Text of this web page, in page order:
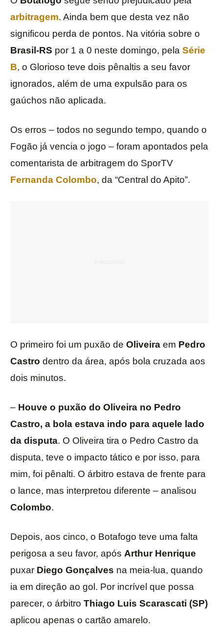
arbitragem. Ainda bem que desta vez não
significou perda de pontos. Na vitória sobre o
Brasil-RS por 1 a 0 neste domingo, pela Série
B, o Glorioso teve dois pênaltis a seu favor
ignorados, além de uma expulsão para os
gaúchos não aplicada.
Os erros – todos no segundo tempo, quando o
Fogão já vencia o jogo – foram apontados pela
comentarista de arbitragem do SporTV
Fernanda Colombo, da “Central do Apito”.
O primeiro foi um puxão de Oliveira em Pedro
Castro dentro da área, após bola cruzada aos
dois minutos.
– Houve o puxão do Oliveira no Pedro
Castro, a bola estava indo para aquele lado
da disputa. O Oliveira tira o Pedro Castro da
disputa, teve o impacto tático e por isso, para
mim, foi pênalti. O árbitro estava de frente para
o lance, mas interpretou diferente – analisou
Colombo.
Depois, aos cinco, o Botafogo teve uma falta
perigosa a seu favor, após Arthur Henrique
puxar Diego Gonçalves na meia-lua, quando
ia em direção ao gol. Por incrível que possa
parecer, o árbitro Thiago Luis Scarascati (SP)
aplicou apenas o cartão amarelo.